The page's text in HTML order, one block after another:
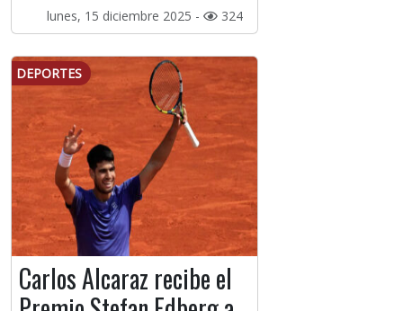
lunes, 15 diciembre 2025 - 324
DEPORTES
Carlos Alcaraz recibe el